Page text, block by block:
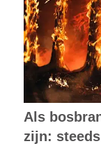
Als
zijn: